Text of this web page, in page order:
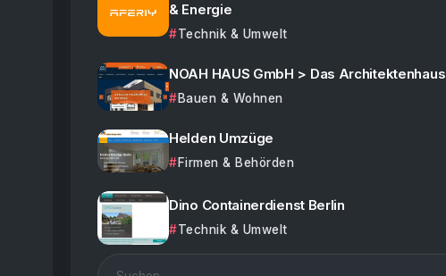
& Energie
Technik & Umwelt
NOAH HAUS GmbH > Das Architektenhaus
Bauen & Wohnen
Helden Umzüge
Firmen & Behörden
Dino Containerdienst Berlin
Technik & Umwelt